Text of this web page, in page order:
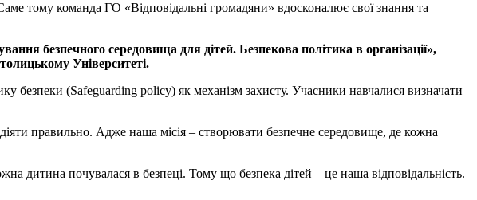
тому команда ГО «Відповідальні громадяни» вдосконалює свої знання та
безпечного середовища для дітей. Безпекова політика в організації»,
Університеті.
безпеки (Safeguarding policy) як механізм захисту. Учасники навчалися визначати
правильно. Адже наша місія – створювати безпечне середовище, де кожна
дитина почувалася в безпеці. Тому що безпека дітей – це наша відповідальність.